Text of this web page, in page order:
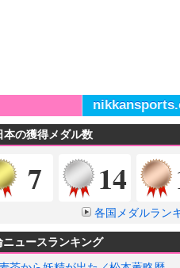
本の獲得メダル数
金メダル
7 銀メダル
14
各国メダルラン
ニュースランキング